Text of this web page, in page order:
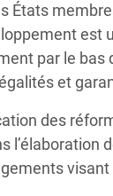
États
est
par le bas
et
des
l’élaboration